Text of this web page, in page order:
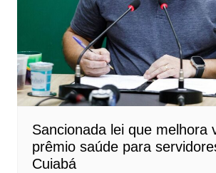
Sancionada lei que melhora
prêmio saúde para
Cuiabá